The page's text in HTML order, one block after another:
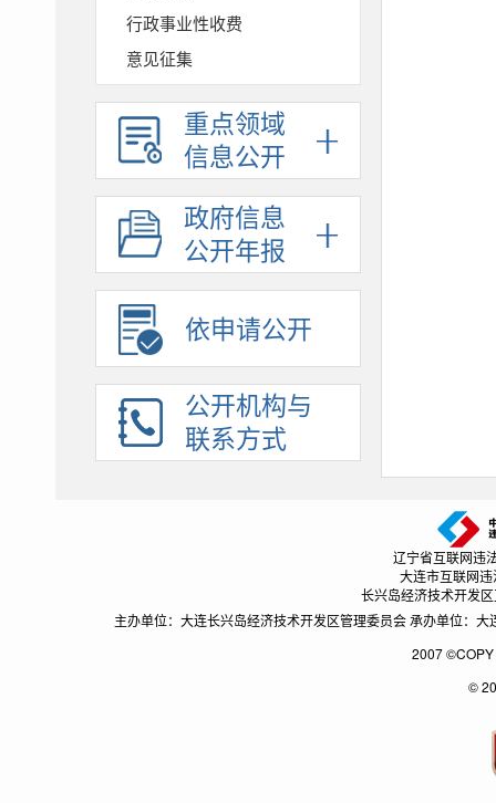
行政事业性收费
意见征集
通知公告
财政预决算
政府采购
人事信息
统计信息
依法行政
权责清单
招考录用
应急管理
重点领域
信息公开
政府信息
公开年报
依申请公开
公开机构与
联系方式
辽宁省互联网违
大连市互联网
长兴岛经济技术开发
主办单位：大连长兴岛经济技术开发区管理委员会 承办单位：
2007 ©COPY
©